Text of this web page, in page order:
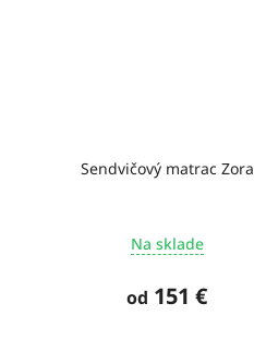
Sendvičový matrac Zora
Na sklade
od 151 €